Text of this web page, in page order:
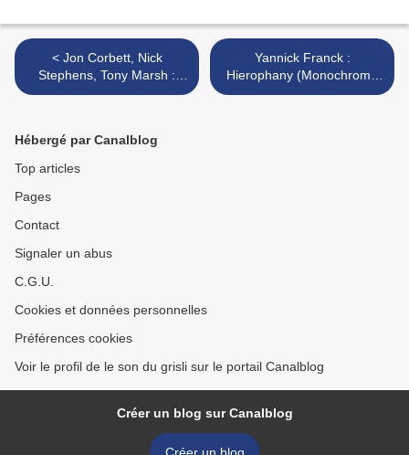
< Jon Corbett, Nick
Stephens, Tony Marsh :
Free Play (Loose Torque,
Yannick Franck :
Hierophany (Monochrome
Vision, 2012) >
Hébergé par Canalblog
Top articles
Pages
Contact
Signaler un abus
C.G.U.
Cookies et données personnelles
Préférences cookies
Voir le profil de le son du grisli sur le portail Canalblog
Créer un blog sur Canalblog